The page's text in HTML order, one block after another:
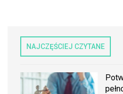
NAJCZĘŚCIEJ CZYTANE